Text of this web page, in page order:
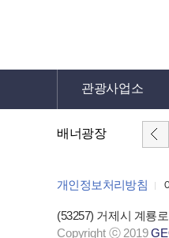
관광사업소
배너광장
개인정보처리방침
(53257) 거제시 계룡
Copyright ⓒ 2019